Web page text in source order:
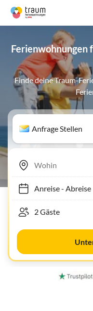
Ferienwohnungen
Finde deine Traum-
Anfrage Stellen
Anreise- Abreise